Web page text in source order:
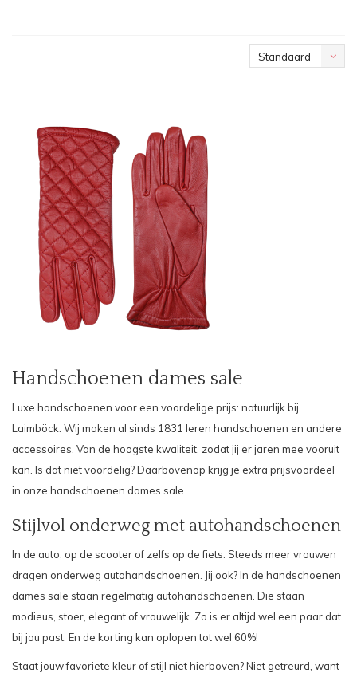
Standaard
Handschoenen dames sale
Luxe handschoenen voor een voordelige prijs: natuurlijk bij
Laimböck. Wij maken al sinds 1831 leren handschoenen en andere
accessoires. Van de hoogste kwaliteit, zodat jij er jaren mee vooruit
kan. Is dat niet voordelig? Daarbovenop krijg je extra prijsvoordeel
in onze handschoenen dames sale.
Stijlvol onderweg met autohandschoenen
In de auto, op de scooter of zelfs op de fiets. Steeds meer vrouwen
dragen onderweg autohandschoenen. Jij ook? In de handschoenen
dames sale staan regelmatig autohandschoenen. Die staan
modieus, stoer, elegant of vrouwelijk. Zo is er altijd wel een paar dat
bij jou past. En de korting kan oplopen tot wel 60%!
Staat jouw favoriete kleur of stijl niet hierboven? Niet getreurd, want